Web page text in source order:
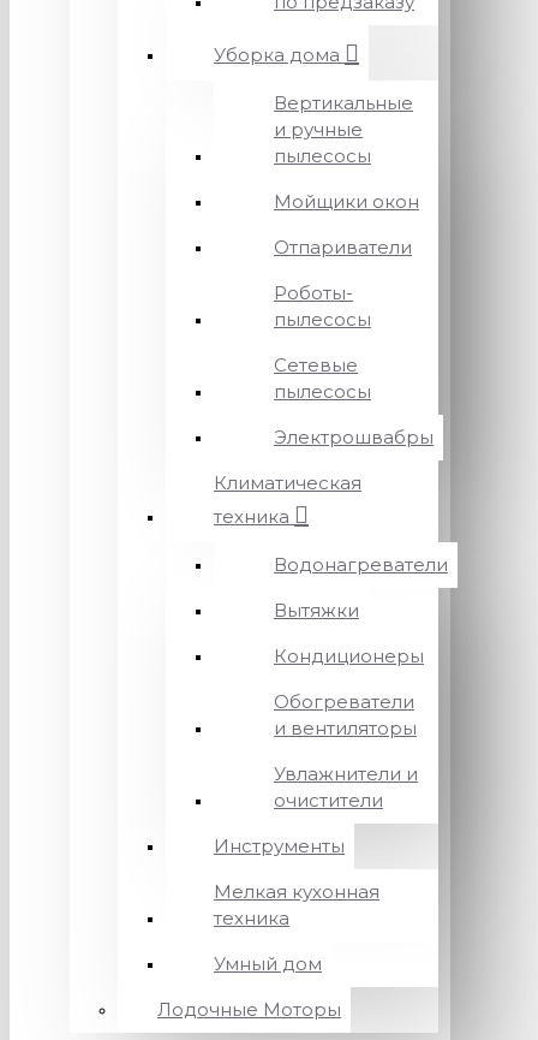
Уборка дома
Вертикальные
и ручные
пылесосы
Мойщики окон
Отпариватели
Роботы-
пылесосы
Сетевые
пылесосы
Электрошвабры
Климатическая
техника
Водонагреватели
Вытяжки
Кондиционеры
Обогреватели
и вентиляторы
Увлажнители и
очистители
Инструменты
Мелкая кухонная
техника
Умный дом
Лодочные Моторы